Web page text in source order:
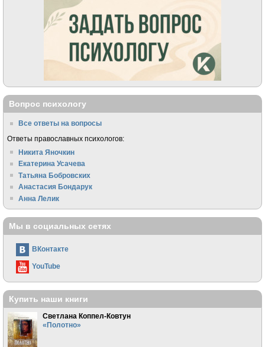
Вопрос психологу
Все ответы на вопросы
Ответы православных психологов:
Никита Яночкин
Екатерина Усачева
Татьяна Бобровских
Анастасия Бондарук
Анна Лелик
Мы в социальных сетях
ВКонтакте
YouTube
Купить наши книги
Светлана Коппел-Ковтун
«Полотно»